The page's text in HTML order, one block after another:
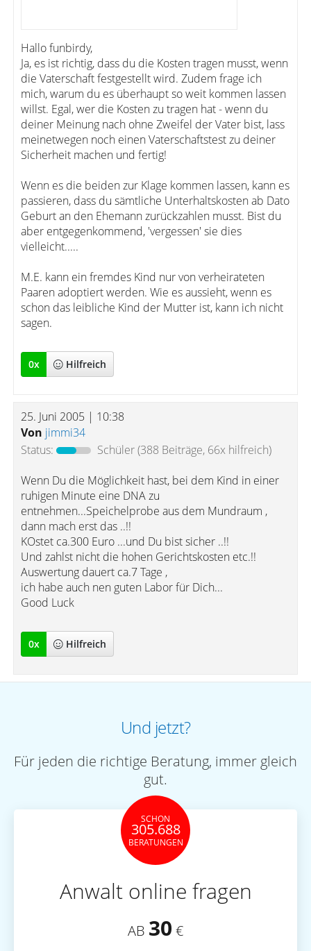
Hallo funbirdy,
Ja, es ist richtig, dass du die Kosten tragen musst, wenn
die Vaterschaft festgestellt wird. Zudem frage ich
mich, warum du es überhaupt so weit kommen lassen
willst. Egal, wer die Kosten zu tragen hat - wenn du
deiner Meinung nach ohne Zweifel der Vater bist, lass
meinetwegen noch einen Vaterschaftstest zu deiner
Sicherheit machen und fertig!
Wenn es die beiden zur Klage kommen lassen, kann es
passieren, dass du sämtliche Unterhaltskosten ab Dato
Geburt an den Ehemann zurückzahlen musst. Bist du
aber entgegenkommend, 'vergessen' sie dies
vielleicht.....
M.E. kann ein fremdes Kind nur von verheirateten
Paaren adoptiert werden. Wie es aussieht, wenn es
schon das leibliche Kind der Mutter ist, kann ich nicht
sagen.
0x Hilfreich
25. Juni 2005 | 10:38
Von jimmi34
Status:
Schüler(388 Beiträge, 66x hilfreich)
Wenn Du die Möglichkeit hast, bei dem Kind in einer
ruhigen Minute eine DNA zu
entnehmen...Speichelprobe aus dem Mundraum ,
dann mach erst das ..!!
KOstet ca.300 Euro ...und Du bist sicher ..!!
Und zahlst nicht die hohen Gerichtskosten etc.!!
Auswertung dauert ca.7 Tage ,
ich habe auch nen guten Labor für Dich...
Good Luck
0x Hilfreich
Und jetzt?
Für jeden die richtige Beratung, immer gleich
gut.
SCHON
305.688
BERATUNGEN
Anwalt online fragen
AB 30 €